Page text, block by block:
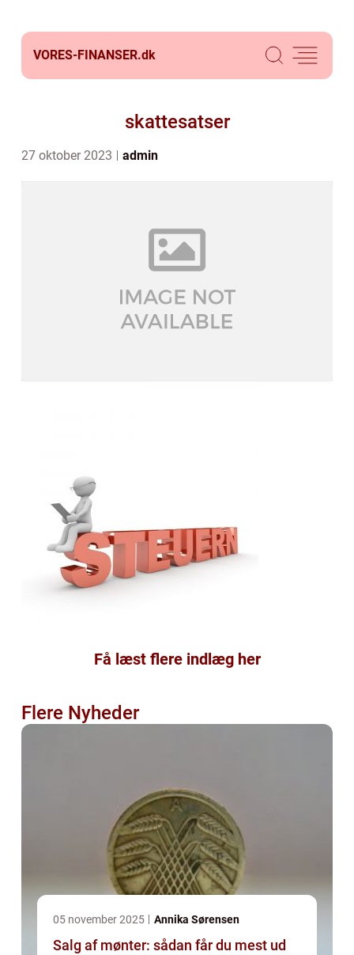
VORES-FINANSER.dk
skattesatser
27 oktober 2023 admin
Få læst flere indlæg her
Flere Nyheder
05 november 2025 Annika Sørensen
Salg af mønter: sådan får du mest ud